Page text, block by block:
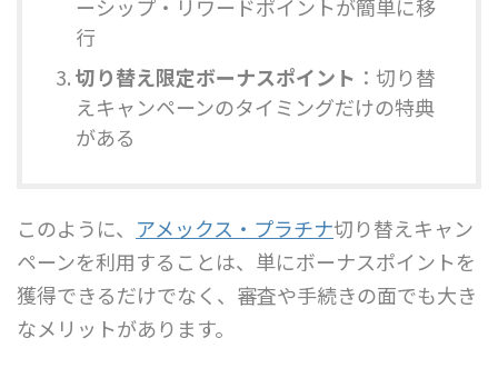
ーシップ・リワードポイントが簡単に移
行
切り替え限定ボーナスポイント ：切り替
えキャンペーンのタイミングだけの特典
がある
このように、 アメックス・プラチナ切り替えキャン
ペーンを利用することは、単にボーナスポイントを
獲得できるだけでなく、審査や手続きの面でも大き
なメリットがあります。